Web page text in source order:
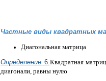
Частные виды квадратных
Диагональная матрица
Определение 6. Квадратная
диагонали, равны нулю